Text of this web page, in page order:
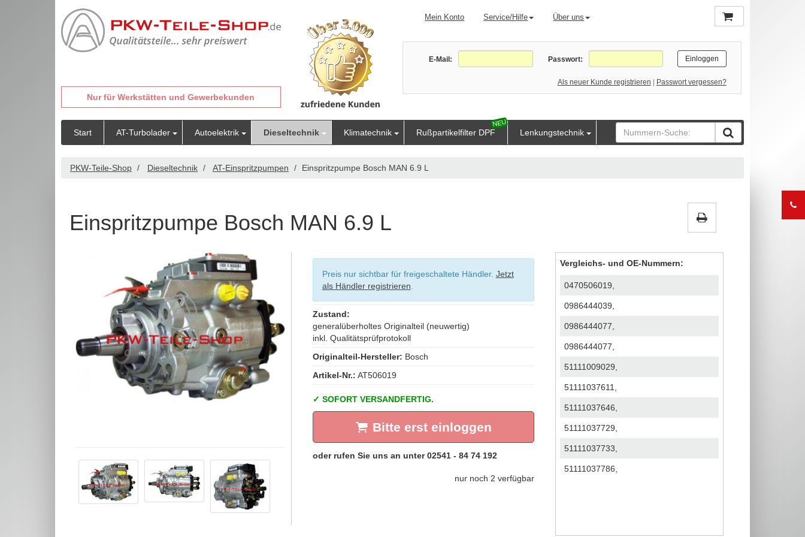
Nur für Werkstätten und Gewerbekunden
Mein Konto Service/Hilfe Über uns
E-Mail: Passwort:
Als neuer Kunde registrieren Passwort vergessen?
Start AT-Turbolader Autoelektrik Dieseltechnik Klimatechnik Rußpartikelfilter DPF Lenkungstechnik
PKW-Teile-Shop Dieseltechnik AT-Einspritzpumpen Einspritzpumpe Bosch MAN 6.9 L
Einspritzpumpe Bosch MAN 6.9 L
Preis nur sichtbar für freigeschaltete Händler. Jetzt
als Händler registrieren
Zustand:
generalüberholtes Originalteil (neuwertig)
inkl. Qualitätsprüfprotokoll
Originalteil-Hersteller: Bosch
Artikel-Nr.: AT506019
SOFORT VERSANDFERTIG.
Bitte erst einloggen
nur noch 2 verfügbar
Vergleichs- und OE-Nummern:
0470506019,
0986444039,
0986444077,
0986444077,
51111009029,
51111037611,
51111037646,
51111037729,
51111037733,
51111037786,